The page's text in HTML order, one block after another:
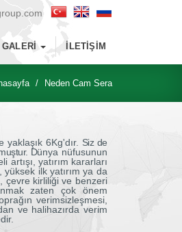
GALERI İLETIŞIM
Neden Cam Sera
yaklaşık 6Kg'dır. Siz de
Dünya nüfusunun
yatırım kararları
ilk yatırım ya da
çevre kirliliği ve benzeri
zaten çok önem
verimsizleşmesi,
ve halihazırda verim